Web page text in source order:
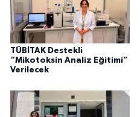
TÜBİTAK Destekli
“Mikotoksin Analiz Eğitimi”
Verilecek